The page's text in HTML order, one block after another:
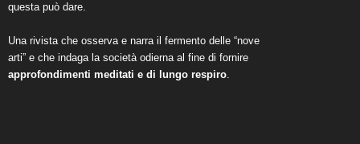
questa può dare.
Una rivista che osserva e narra il fermento delle “nove
arti” e che indaga la società odierna al fine di fornire
approfondimenti meditati e di lungo respiro.